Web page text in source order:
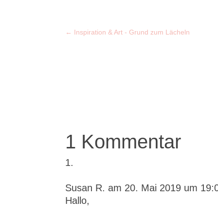
← Inspiration & Art - Grund zum Lächeln
1 Kommentar
Susan R. am 20. Mai 2019 um
Hallo,